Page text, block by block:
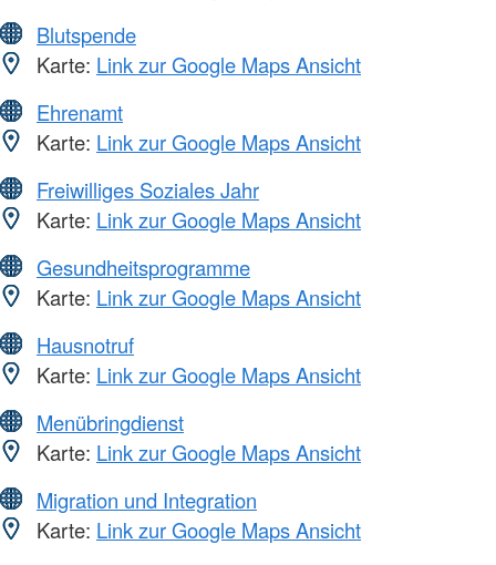
Blutspende
Karte: Link zur Google Maps Ansicht
Ehrenamt
Karte: Link zur Google Maps Ansicht
Freiwilliges Soziales Jahr
Karte: Link zur Google Maps Ansicht
Gesundheitsprogramme
Karte: Link zur Google Maps Ansicht
Hausnotruf
Karte: Link zur Google Maps Ansicht
Menübringdienst
Karte: Link zur Google Maps Ansicht
Migration und Integration
Karte: Link zur Google Maps Ansicht